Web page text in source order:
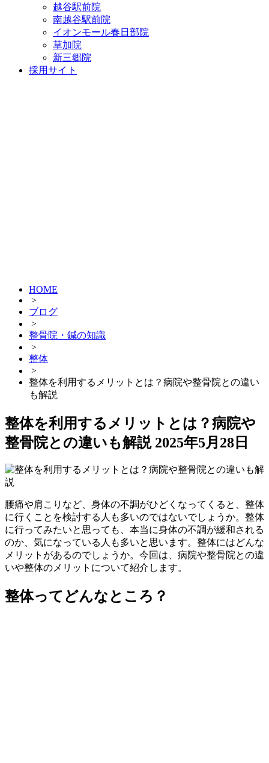
越谷駅前院
南越谷駅前院
イオンモール春日部院
草加院
新三郷院
採用サイト
HOME
>
ブログ
>
整骨院・鍼の知識
>
整体
>
整体を利用するメリットとは？病院や整骨院との違い
も解説
整体を利用するメリットとは？病院や
整骨院との違いも解説 2025年5月28日
腰痛や肩こりなど、身体の不調がひどくなってくると、整体
に行くことを検討する人も多いのではないでしょうか。整体
に行ってみたいと思っても、本当に身体の不調が緩和される
のか、気になっている人も多いと思います。整体にはどんな
メリットがあるのでしょうか。今回は、病院や整骨院との違
いや整体のメリットについて紹介します。
整体ってどんなところ？